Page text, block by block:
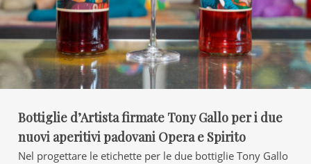
Bottiglie d’Artista firmate Tony Gallo per i due
nuovi aperitivi padovani Opera e Spirito
Nel progettare le etichette per le due bottiglie Tony Gallo